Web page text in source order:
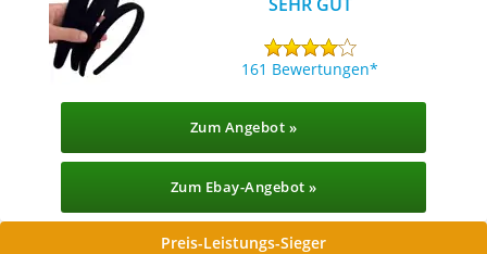
161 Bewertungen
Zum Angebot »
Zum Ebay-Angebot »
Preis-Leistungs-Sieger